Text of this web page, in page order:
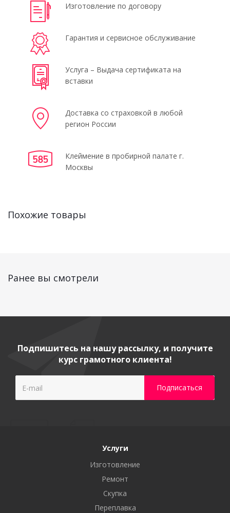
Изготовление по договору
Гарантия и сервисное обслуживание
Услуга – Выдача сертификата на
вставки
Доставка со страховкой в любой
регион России
Клеймение в пробирной палате г.
Москвы
Похожие товары
Ранее вы смотрели
Подпишитесь на нашу рассылку, и получите
курс грамотного клиента!
Услуги
Изготовление
Ремонт
Скупка
Переплавка